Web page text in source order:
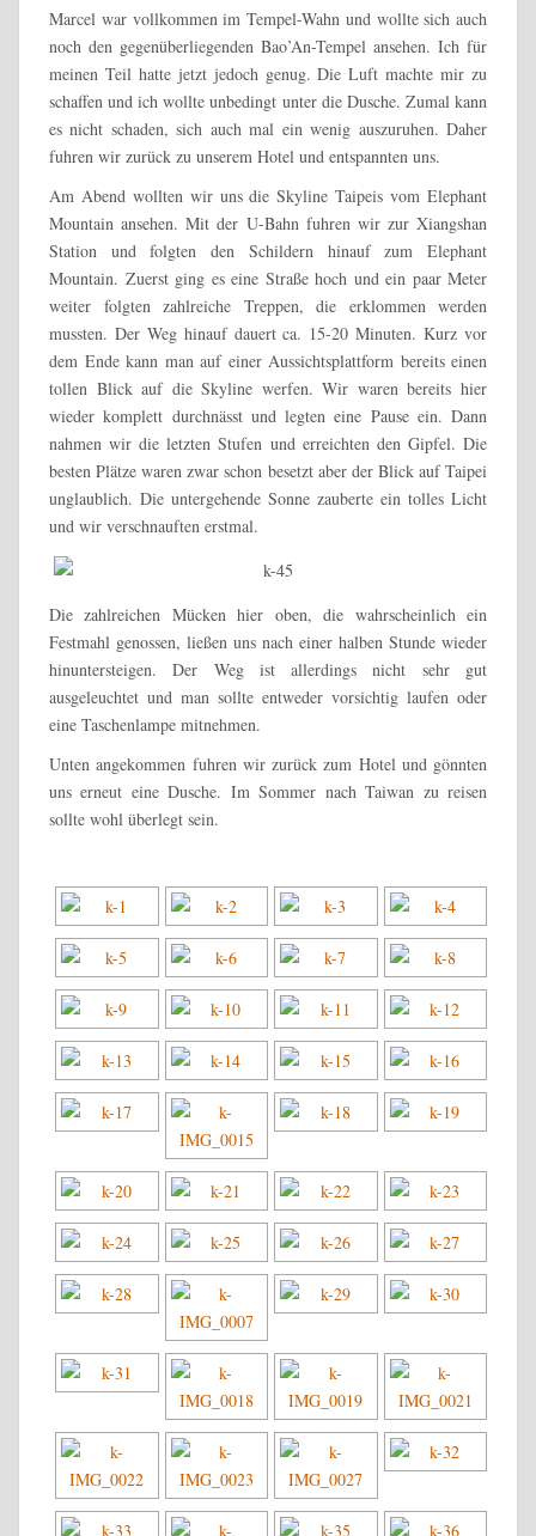
Marcel war vollkommen im Tempel-Wahn und wollte sich auch
noch den gegenüberliegenden Bao’An-Tempel ansehen. Ich für
meinen Teil hatte jetzt jedoch genug. Die Luft machte mir zu
schaffen und ich wollte unbedingt unter die Dusche. Zumal kann
es nicht schaden, sich auch mal ein wenig auszuruhen. Daher
fuhren wir zurück zu unserem Hotel und entspannten uns.
Am Abend wollten wir uns die Skyline Taipeis vom Elephant
Mountain ansehen. Mit der U-Bahn fuhren wir zur Xiangshan
Station und folgten den Schildern hinauf zum Elephant
Mountain. Zuerst ging es eine Straße hoch und ein paar Meter
weiter folgten zahlreiche Treppen, die erklommen werden
mussten. Der Weg hinauf dauert ca. 15-20 Minuten. Kurz vor
dem Ende kann man auf einer Aussichtsplattform bereits einen
tollen Blick auf die Skyline werfen. Wir waren bereits hier
wieder komplett durchnässt und legten eine Pause ein. Dann
nahmen wir die letzten Stufen und erreichten den Gipfel. Die
besten Plätze waren zwar schon besetzt aber der Blick auf Taipei
unglaublich. Die untergehende Sonne zauberte ein tolles Licht
und wir verschnauften erstmal.
Die zahlreichen Mücken hier oben, die wahrscheinlich ein
Festmahl genossen, ließen uns nach einer halben Stunde wieder
hinuntersteigen. Der Weg ist allerdings nicht sehr gut
ausgeleuchtet und man sollte entweder vorsichtig laufen oder
eine Taschenlampe mitnehmen.
Unten angekommen fuhren wir zurück zum Hotel und gönnten
uns erneut eine Dusche. Im Sommer nach Taiwan zu reisen
sollte wohl überlegt sein.